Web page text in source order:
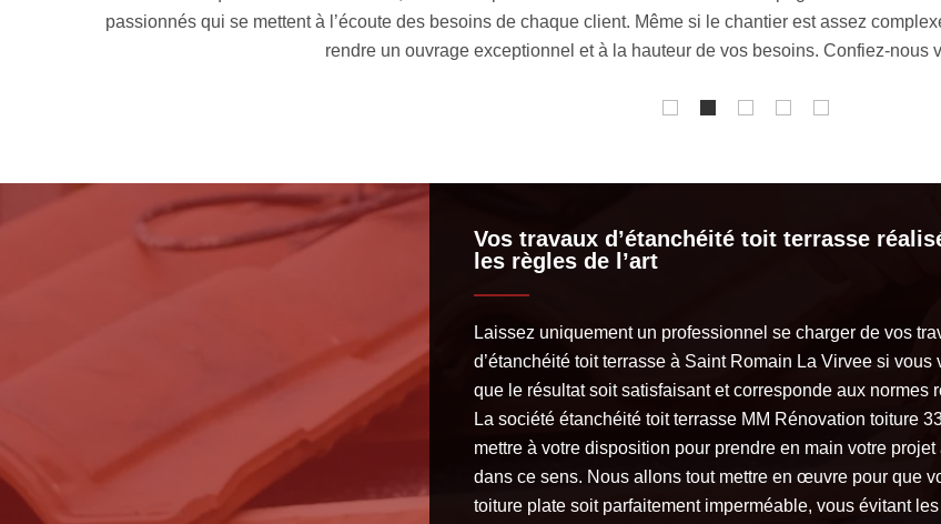
passionnés qui se mettent à l’écoute des besoins de chaque client. Même si le chantier est assez
rendre un ouvrage exceptionnel et à la hauteur de vos besoins. Confiez-nous
Vos travaux d’étanchéité toit terrasse
les règles de l’art
Laissez uniquement un professionnel se charger de vos
d’étanchéité toit terrasse à Saint Romain La Virvee si vous
que le résultat soit satisfaisant et corresponde aux normes
La société étanchéité toit terrasse MM Rénovation toiture
mettre à votre disposition pour prendre en main votre projet
dans ce sens. Nous allons tout mettre en œuvre pour que
toiture plate soit parfaitement imperméable, vous évitant les